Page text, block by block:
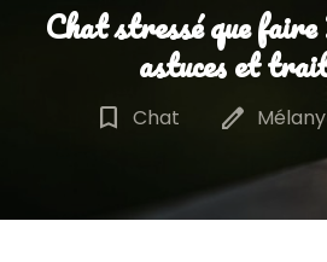
Chat stressé que
astuces et
bookmark_border Chat edit